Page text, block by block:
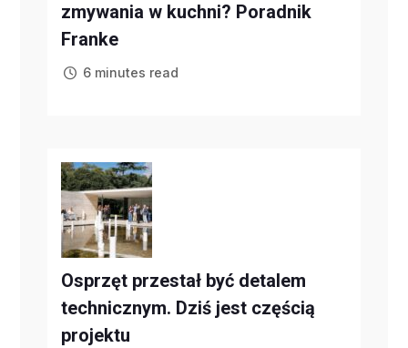
zmywania w kuchni? Poradnik
Franke
6 minutes read
Osprzęt przestał być detalem
technicznym. Dziś jest częścią
projektu